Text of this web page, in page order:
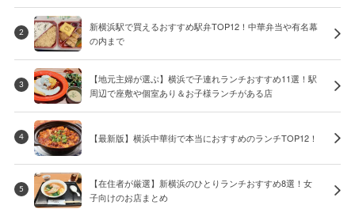
2
新横浜駅で買えるおすすめ駅弁TOP12！中華弁当や有名幕
の内まで
3
【地元主婦が選ぶ】横浜で子連れランチおすすめ11選！駅
周辺で座敷や個室あり＆お子様ランチがある店
4 【最新版】横浜中華街で本当におすすめのランチTOP12！
5
【在住者が厳選】新横浜のひとりランチおすすめ8選！女
子向けのお店まとめ